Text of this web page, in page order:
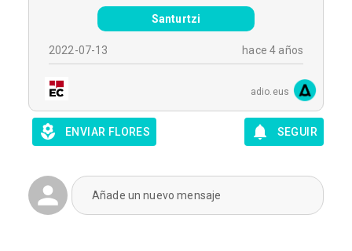
Santurtzi
2022-07-13 hace 4 años
adio.eus
ENVIAR FLORES SEGUIR
Añade un nuevo mensaje